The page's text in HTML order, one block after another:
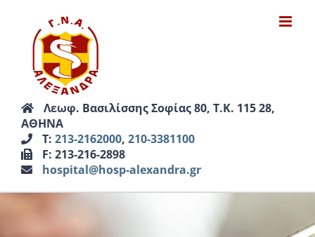
περιεχόμενο
Λεωφ. Βασιλίσσης Σοφίας 80, Τ.Κ. 115 28,
ΑΘΗΝΑ
Τ: 213-2162000, 210-3381100
F: 213-216-2898
hospital@hosp-alexandra.gr